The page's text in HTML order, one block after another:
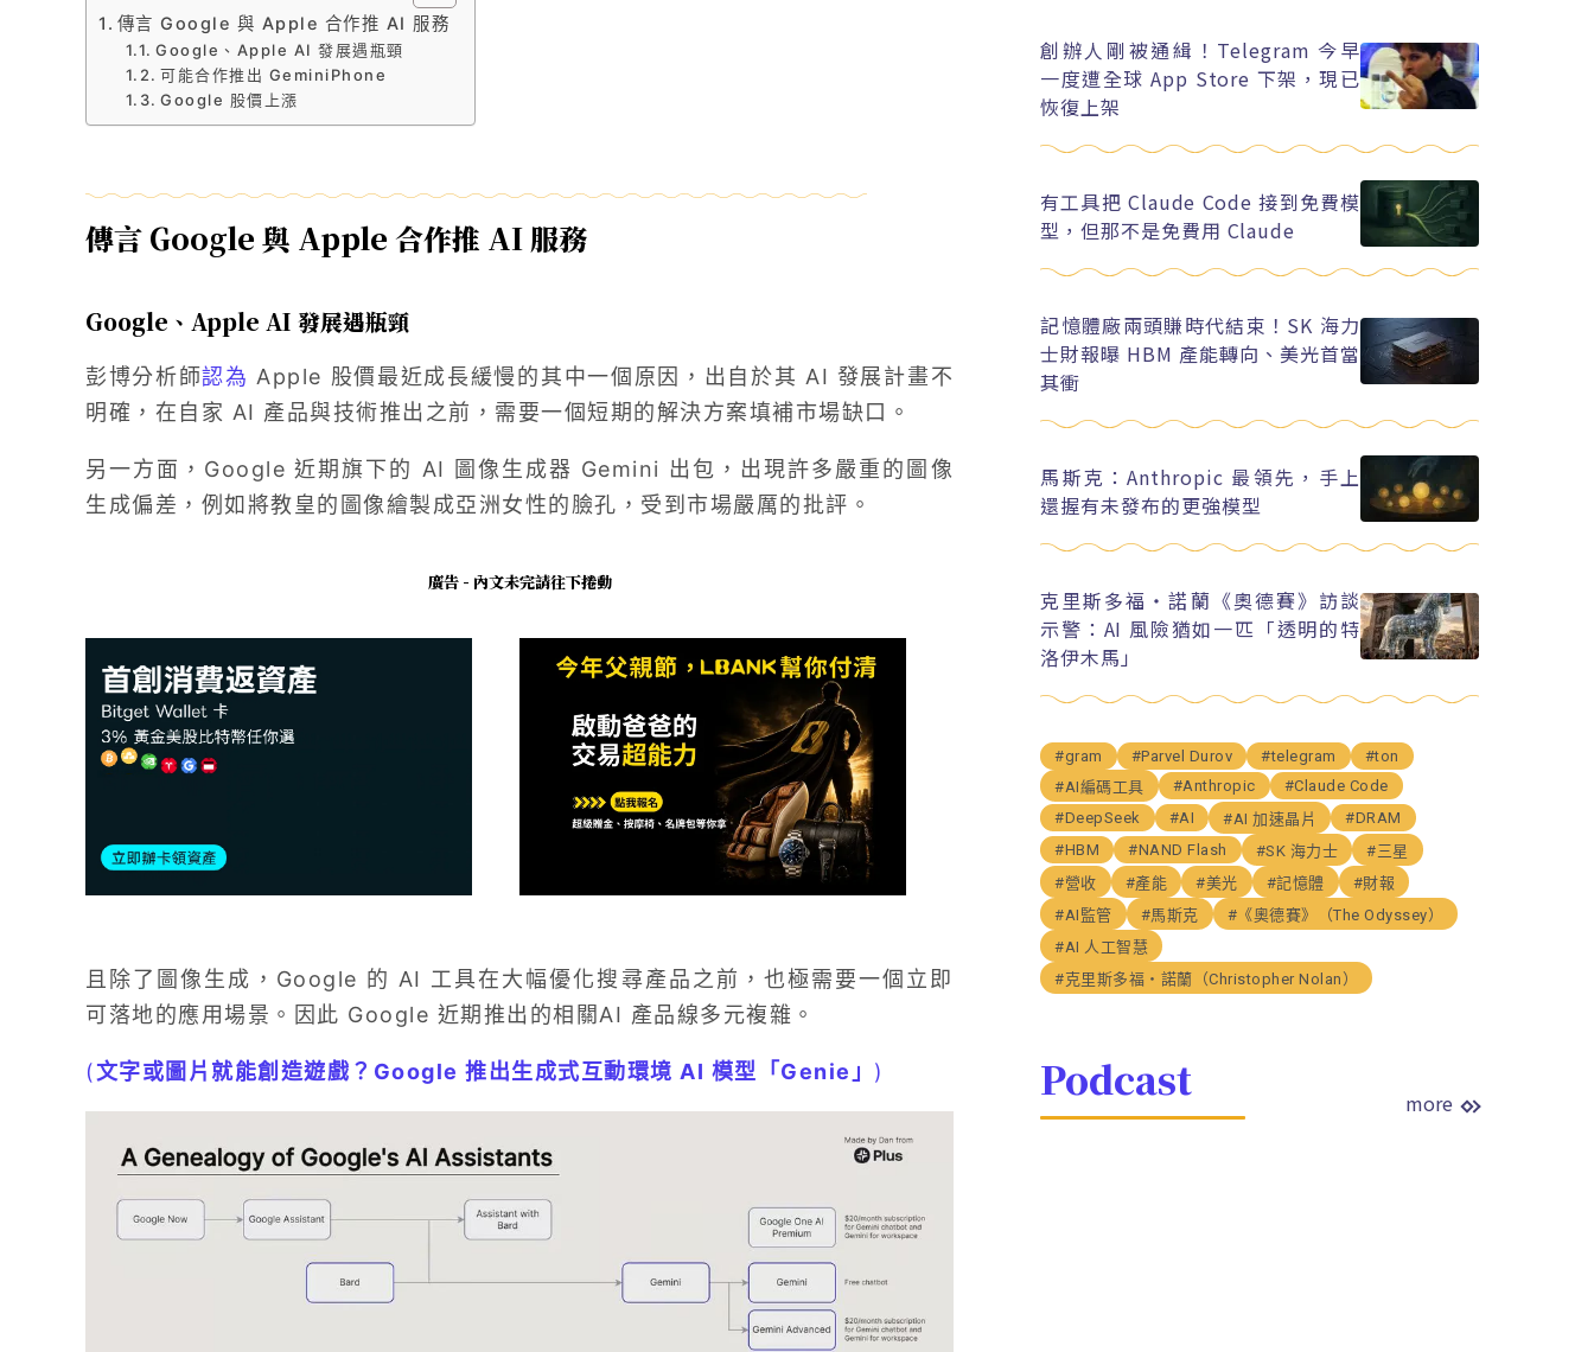
傳言 Google 與 Apple 合作推 AI 服務
Google、Apple AI 發展遇瓶頸
可能合作推出 GeminiPhone
Google 股價上漲
傳言 Google 與 Apple 合作推 AI 服務
Google、Apple AI 發展遇瓶頸
彭博分析師認為 Apple 股價最近成長緩慢的其中一個原因，出自於其 AI 發展計畫不
明確，在自家 AI 產品與技術推出之前，需要一個短期的解決方案填補市場缺口。
另一方面，Google 近期旗下的 AI 圖像生成器 Gemini 出包，出現許多嚴重的圖像
生成偏差，例如將教皇的圖像繪製成亞洲女性的臉孔，受到市場嚴厲的批評。
廣告 - 內文未完請往下捲動
且除了圖像生成，Google 的 AI 工具在大幅優化搜尋產品之前，也極需要一個立即
可落地的應用場景。因此 Google 近期推出的相關AI 產品線多元複雜。
(文字或圖片就能創造遊戲？Google 推出生成式互動環境 AI 模型「Genie」 )
創辦人剛被通緝！Telegram 今早
一度遭全球 App Store 下架，現已
恢復上架
有工具把 Claude Code 接到免費模
型，但那不是免費用 Claude
記憶體廠兩頭賺時代結束！SK 海力
士財報曝 HBM 產能轉向、美光首當
其衝
馬斯克：Anthropic 最領先，手上
還握有未發布的更強模型
克里斯多福・諾蘭《奧德賽》訪談
示警：AI 風險猶如一匹「透明的特
洛伊木馬」
#gram #Parvel Durov #telegram
#ton
#AI編碼工具
#Anthropic
#Claude Code
#DeepSeek
#AI #AI 加速晶片
#DRAM
#HBM
#NAND Flash #SK 海力士
#三星
#營收
#產能 #美光 #記憶體
#財報
#AI監管
#馬斯克
#《奧德賽》（The Odyssey）
#AI 人工智慧
#克里斯多福・諾蘭（Christopher Nolan）
Podcast more